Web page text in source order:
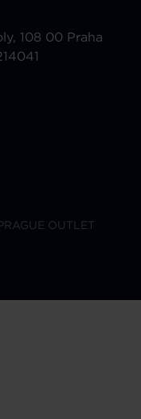
108 00 Praha
OUTLET